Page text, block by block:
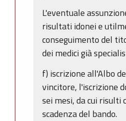
L'eventuale
risultati idonei e
conseguimento del
dei medici già
f) iscrizione all'Albo
vincitore, l'iscrizione
sei mesi, da cui risulti
scadenza del bando.